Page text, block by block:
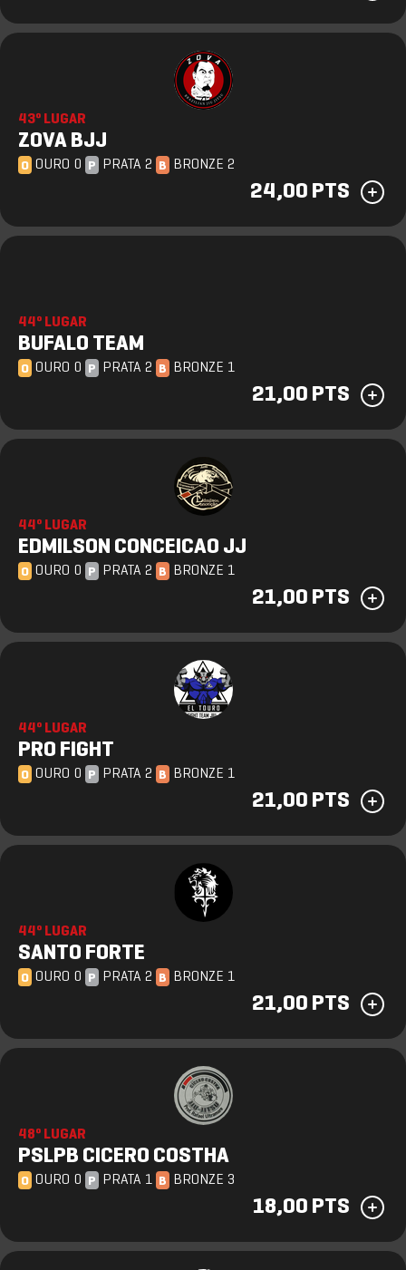
43º LUGAR
ZOVA BJJ
O OURO 0 P PRATA 2 B BRONZE 2
24,00 PTS
44º LUGAR
BUFALO TEAM
O OURO 0 P PRATA 2 B BRONZE 1
21,00 PTS
44º LUGAR
EDMILSON CONCEICAO JJ
O OURO 0 P PRATA 2 B BRONZE 1
21,00 PTS
44º LUGAR
PRO FIGHT
O OURO 0 P PRATA 2 B BRONZE 1
21,00 PTS
44º LUGAR
SANTO FORTE
O OURO 0 P PRATA 2 B BRONZE 1
21,00 PTS
48º LUGAR
PSLPB CICERO COSTHA
O OURO 0 P PRATA 1 B BRONZE 3
18,00 PTS